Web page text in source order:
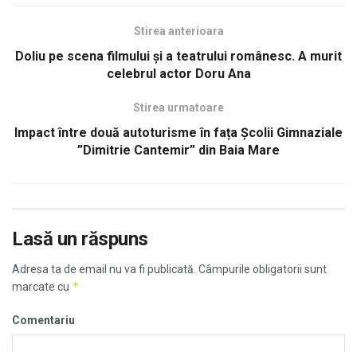
Stirea anterioara
Doliu pe scena filmului și a teatrului românesc. A murit
celebrul actor Doru Ana
Stirea urmatoare
Impact între două autoturisme în fața Școlii Gimnaziale
”Dimitrie Cantemir” din Baia Mare
Lasă un răspuns
Adresa ta de email nu va fi publicată. Câmpurile obligatorii sunt
marcate cu *
Comentariu